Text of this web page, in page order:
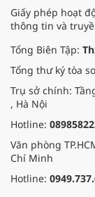
Giấy phép hoạt
thông tin và
Tổng Biên Tập:
Tổng thư ký tòa
Trụ sở chính:
, Hà Nội
Hotline:
Văn phòng
Chí Minh
Hotline: